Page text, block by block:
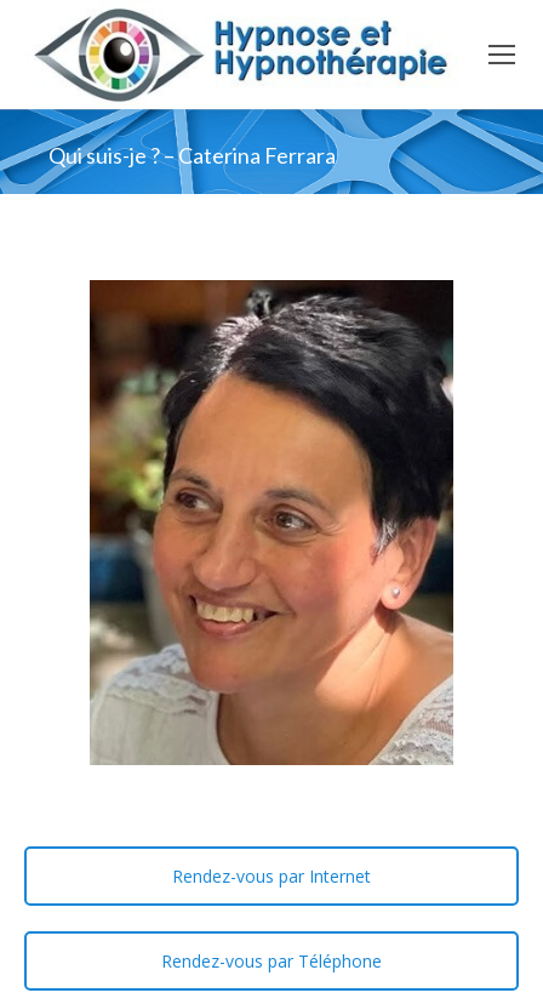
Qui suis-je ? – Caterina Ferrara
Rendez-vous par Internet
Rendez-vous par Téléphone